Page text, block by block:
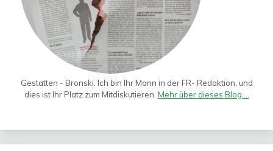
Gestatten - Bronski. Ich bin Ihr Mann in der FR- Redaktion, und
dies ist Ihr Platz zum Mitdiskutieren. Mehr über dieses Blog ...